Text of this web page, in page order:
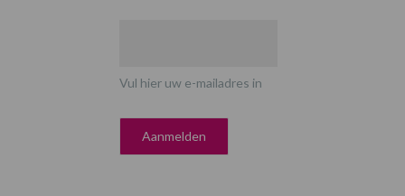
Vul hier uw e-mailadres in